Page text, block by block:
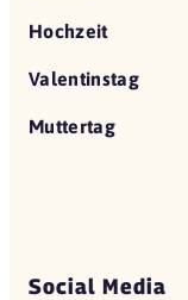
Hochzeit
Valentinstag
Muttertag
Social Media